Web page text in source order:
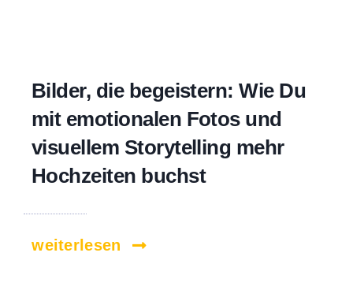
Bilder, die begeistern: Wie Du
mit emotionalen Fotos und
visuellem Storytelling mehr
Hochzeiten buchst
weiterlesen